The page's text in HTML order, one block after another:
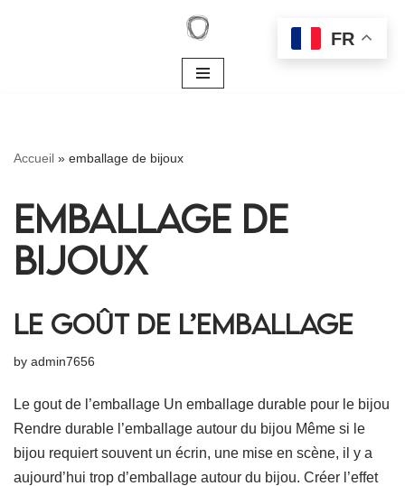
Accueil » emballage de bijoux
emballage de
bijoux
Le goût de l’emballage
by admin7656
Le gout de l’emballage Un emballage durable pour le bijou
Rendre durable l’emballage autour du bijou Même si le
bijou requiert souvent un écrin, une mise en scène, il y a
aujourd’hui trop d’emballage autour du bijou. Créer l’effet
FR